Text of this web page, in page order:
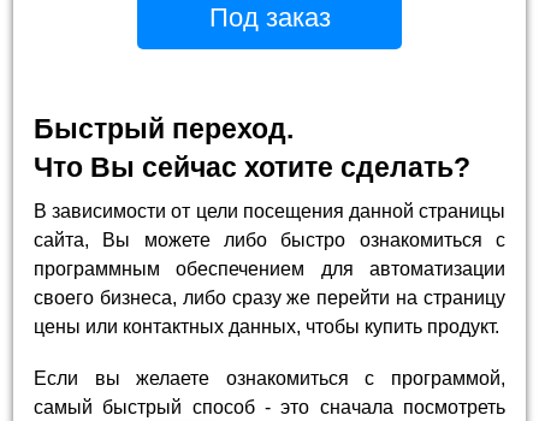
Под заказ
Быстрый переход.
Что Вы сейчас хотите сделать?
В зависимости от цели посещения данной страницы
сайта, Вы можете либо быстро ознакомиться с
программным обеспечением для автоматизации
своего бизнеса, либо сразу же перейти на страницу
цены или контактных данных, чтобы купить продукт.
Если вы желаете ознакомиться с программой,
самый быстрый способ - это сначала посмотреть